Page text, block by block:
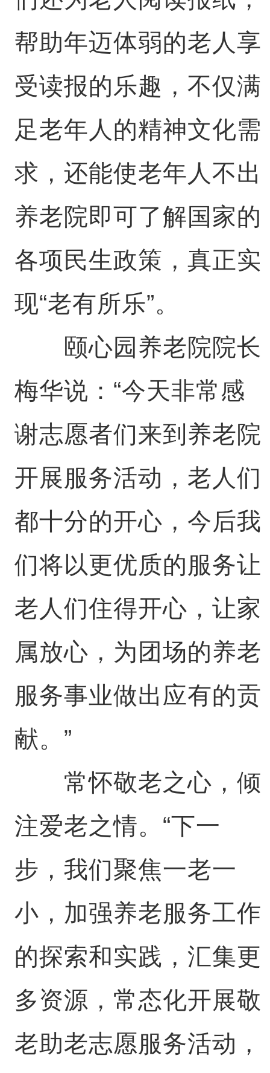
帮助年迈体弱的老人享
受读报的乐趣，不仅满
足老年人的精神文化需
求，还能使老年人不出
养老院即可了解国家的
各项民生政策，真正实
现“老有所乐”。
颐心园养老院院长
梅华说：“今天非常感
谢志愿者们来到养老院
开展服务活动，老人们
都十分的开心，今后我
们将以更优质的服务让
老人们住得开心，让家
属放心，为团场的养老
服务事业做出应有的贡
献。”
常怀敬老之心，倾
注爱老之情。“下一
步，我们聚焦一老一
小，加强养老服务工作
的探索和实践，汇集更
多资源，常态化开展敬
老助老志愿服务活动，